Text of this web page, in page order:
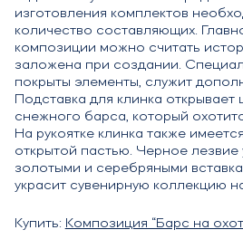
изготовления комплектов
количество составляющих.
композиции можно считать
заложена при создании.
покрыты элементы, служит
Подставка для клинка
снежного барса, который
На рукоятке клинка также
открытой пастью. Черное
золотыми и серебряными
украсит сувенирную коллекцию
Купить: Композиция “Барс на